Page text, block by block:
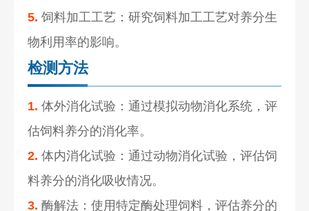
5. 饲料加工工艺：研究饲料加工工艺对养分生
物利用率的影响。
检测方法
1. 体外消化试验：通过模拟动物消化系统，评
估饲料养分的消化率。
2. 体内消化试验：通过动物消化试验，评估饲
料养分的消化吸收情况。
3. 酶解法：使用特定酶处理饲料，评估养分的